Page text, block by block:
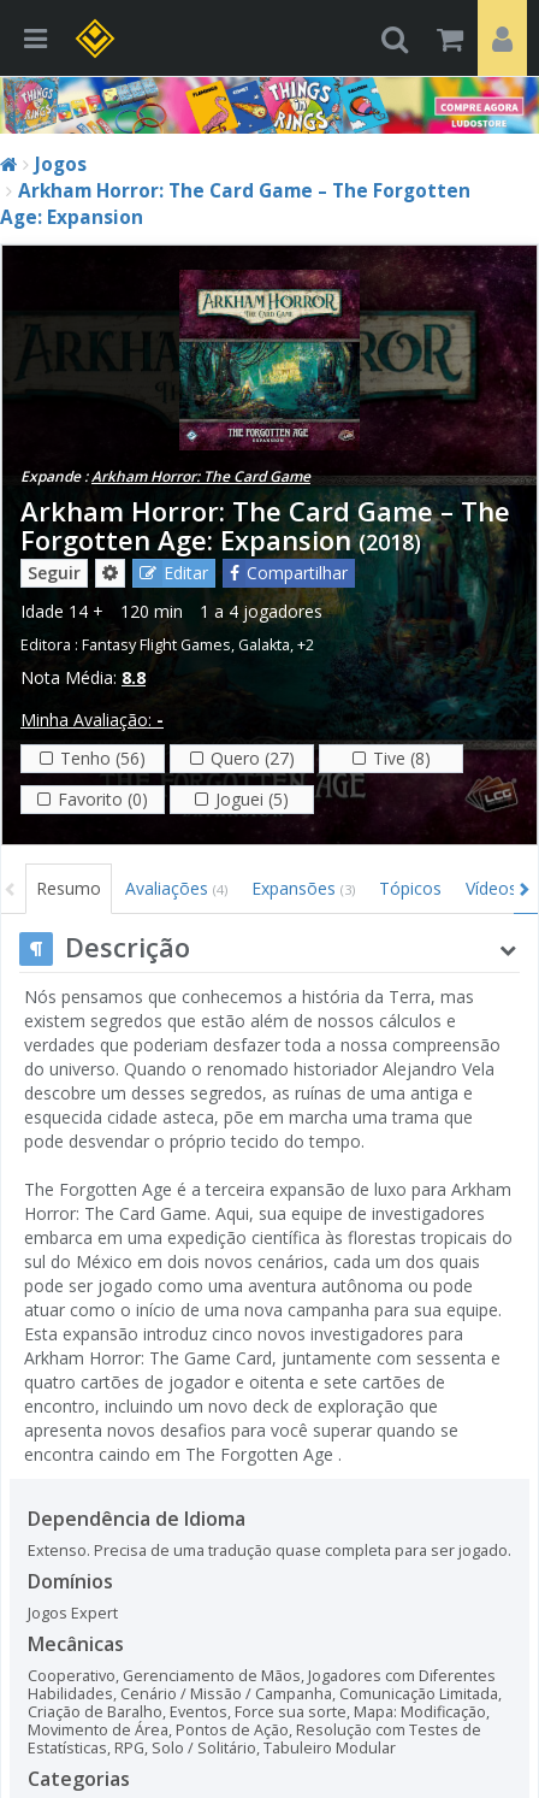
Jogos
Arkham Horror: The Card Game – The Forgotten
Age: Expansion
Expande :Arkham Horror: The Card Game
Arkham Horror: The Card Game – The
Forgotten Age: Expansion (2018)
Seguir Editar
Compartilhar
Idade 14 + 120 min 1 a 4 jogadores
Editora : Fantasy Flight Games,Galakta,+2
Nota Média: 8.8
Minha Avaliação: -
Tenho (56)
Quero (27)
Tive (8)
Favorito (0)
Joguei (5)
Resumo Avaliações (4) Expansões (3) Tópicos Vídeos(3)
Descrição
Nós pensamos que conhecemos a história da Terra, mas
existem segredos que estão além de nossos cálculos e
verdades que poderiam desfazer toda a nossa compreensão
do universo. Quando o renomado historiador Alejandro Vela
descobre um desses segredos, as ruínas de uma antiga e
esquecida cidade asteca, põe em marcha uma trama que
pode desvendar o próprio tecido do tempo.
The Forgotten Age é a terceira expansão de luxo para Arkham
Horror: The Card Game. Aqui, sua equipe de investigadores
embarca em uma expedição científica às florestas tropicais do
sul do México em dois novos cenários, cada um dos quais
pode ser jogado como uma aventura autônoma ou pode
atuar como o início de uma nova campanha para sua equipe.
Esta expansão introduz cinco novos investigadores para
Arkham Horror: The Game Card, juntamente com sessenta e
quatro cartões de jogador e oitenta e sete cartões de
encontro, incluindo um novo deck de exploração que
apresenta novos desafios para você superar quando se
encontra caindo em The Forgotten Age .
Dependência de Idioma
Extenso. Precisa de uma tradução quase completa para ser jogado.
Domínios
Jogos Expert
Mecânicas
Cooperativo, Gerenciamento de Mãos, Jogadores com Diferentes
Habilidades, Cenário / Missão / Campanha, Comunicação Limitada,
Criação de Baralho, Eventos, Force sua sorte, Mapa: Modificação,
Movimento de Área, Pontos de Ação, Resolução com Testes de
Estatísticas, RPG, Solo / Solitário,Tabuleiro Modular
Categorias